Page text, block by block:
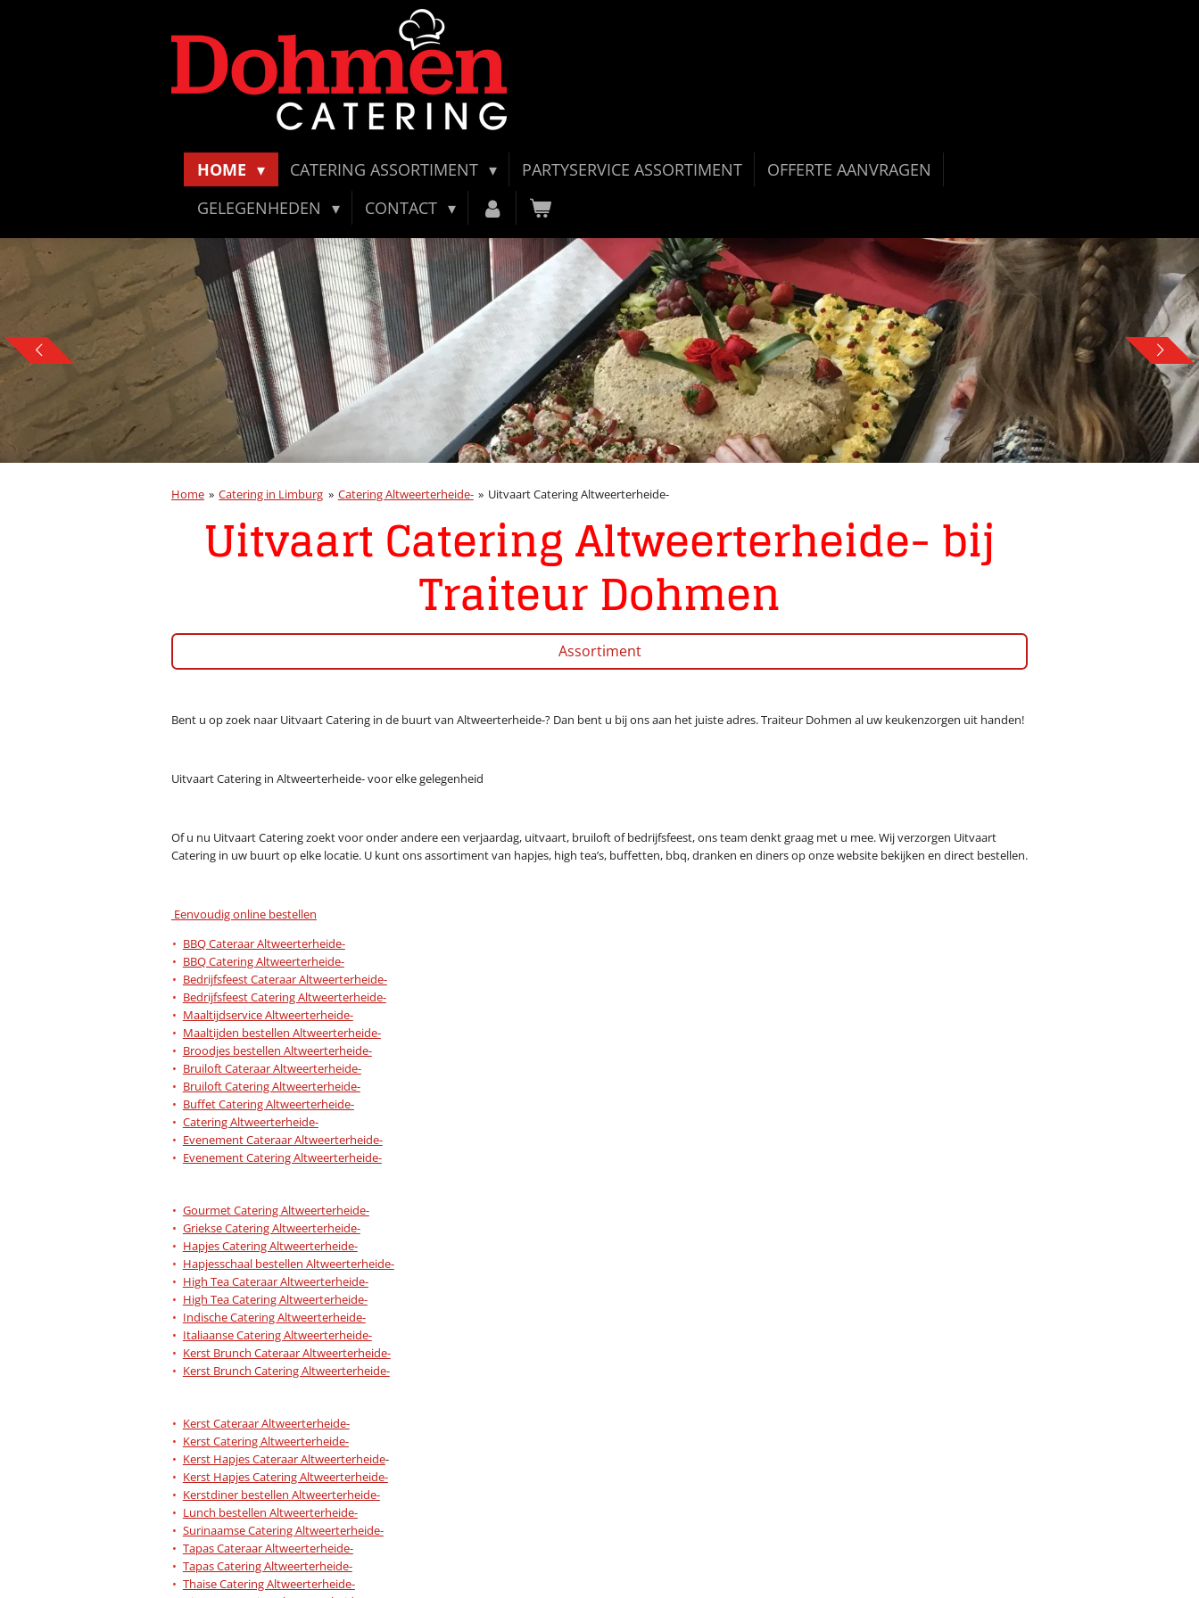
HOME CATERING ASSORTIMENT PARTYSERVICE ASSORTIMENT
OFFERTE AANVRAGEN
GELEGENHEDEN
CONTACT
Home » Catering in Limburg » Catering Altweerterheide- » Uitvaart Catering Altweerterheide-
Uitvaart Catering Altweerterheide- bij
Traiteur Dohmen
Assortiment
Bent u op zoek naar Uitvaart Catering in de buurt van Altweerterheide-? Dan bent u bij ons aan het juiste adres. Traiteur Dohmen al uw keukenzorgen uit handen!
Uitvaart Catering in Altweerterheide- voor elke gelegenheid
Of u nu Uitvaart Catering zoekt voor onder andere een verjaardag, uitvaart, bruiloft of bedrijfsfeest, ons team denkt graag met u mee. Wij verzorgen Uitvaart
Catering in uw buurt op elke locatie. U kunt ons assortiment van hapjes, high tea’s, buffetten, bbq, dranken en diners op onze website bekijken en direct bestellen.
Eenvoudig online bestellen
BBQ Cateraar Altweerterheide-
BBQ Catering Altweerterheide-
Bedrijfsfeest Cateraar Altweerterheide-
Bedrijfsfeest Catering Altweerterheide-
Maaltijdservice Altweerterheide-
Maaltijden bestellen Altweerterheide-
Broodjes bestellen Altweerterheide-
Bruiloft Cateraar Altweerterheide-
Bruiloft Catering Altweerterheide-
Buffet Catering Altweerterheide-
Catering Altweerterheide-
Evenement Cateraar Altweerterheide-
Evenement Catering Altweerterheide-
Gourmet Catering Altweerterheide-
Griekse Catering Altweerterheide-
Hapjes Catering Altweerterheide-
Hapjesschaal bestellen Altweerterheide-
High Tea Cateraar Altweerterheide-
High Tea Catering Altweerterheide-
Indische Catering Altweerterheide-
Italiaanse Catering Altweerterheide-
Kerst Brunch Cateraar Altweerterheide-
Kerst Brunch Catering Altweerterheide-
Kerst Cateraar Altweerterheide-
Kerst Catering Altweerterheide-
Kerst Hapjes Cateraar Altweerterheide-
Kerst Hapjes Catering Altweerterheide-
Kerstdiner bestellen Altweerterheide-
Lunch bestellen Altweerterheide-
Surinaamse Catering Altweerterheide-
Tapas Cateraar Altweerterheide-
Tapas Catering Altweerterheide-
Thaise Catering Altweerterheide-